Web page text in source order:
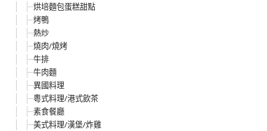
烘培麵包蛋糕甜點
烤鴨
熱炒
燒肉/燒烤
牛排
牛肉麵
異國料理
粵式料理/港式飲茶
素食餐廳
美式料理/漢堡/炸雞